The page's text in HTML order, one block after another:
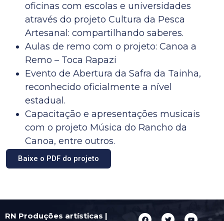
oficinas com escolas e universidades
através do projeto Cultura da Pesca
Artesanal: compartilhando saberes.
Aulas de remo com o projeto: Canoa a
Remo – Toca Rapazi
Evento de Abertura da Safra da Tainha,
reconhecido oficialmente a nível
estadual.
Capacitação e apresentações musicais
com o projeto Música do Rancho da
Canoa, entre outros.
Baixe o PDF do projeto
RN Produções artísticas |